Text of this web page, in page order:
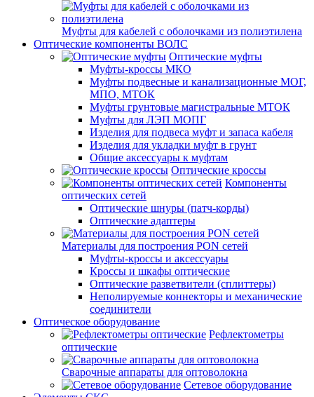
Муфты для кабелей с оболочками из полиэтилена
Оптические компоненты ВОЛС
Оптические муфты
Муфты-кроссы МКО
Муфты подвесные и канализационные МОГ,
МПО, МТОК
Муфты грунтовые магистральные МТОК
Муфты для ЛЭП МОПГ
Изделия для подвеса муфт и запаса кабеля
Изделия для укладки муфт в грунт
Общие аксессуары к муфтам
Оптические кроссы
Компоненты
оптических сетей
Оптические шнуры (патч-корды)
Оптические адаптеры
Материалы для построения PON сетей
Муфты-кроссы и аксессуары
Кроссы и шкафы оптические
Оптические разветвители (сплиттеры)
Неполируемые коннекторы и механические
соединители
Оптическое оборудование
Рефлектометры
оптические
Сварочные аппараты для оптоволокна
Сетевое оборудование